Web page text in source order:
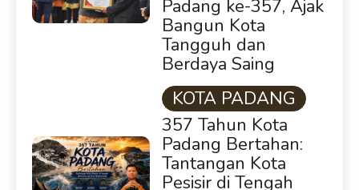
Padang ke-357, Ajak
Bangun Kota
Tangguh dan
Berdaya Saing
KOTA PADANG
357 Tahun Kota
Padang Bertahan:
Tantangan Kota
Pesisir di Tengah